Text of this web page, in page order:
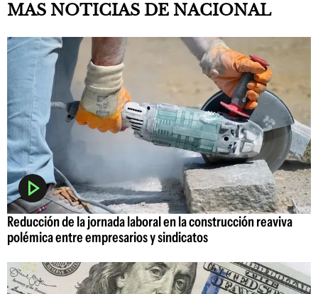
MAS NOTICIAS DE NACIONAL
Reducción de la jornada laboral en la construcción reaviva
polémica entre empresarios y sindicatos